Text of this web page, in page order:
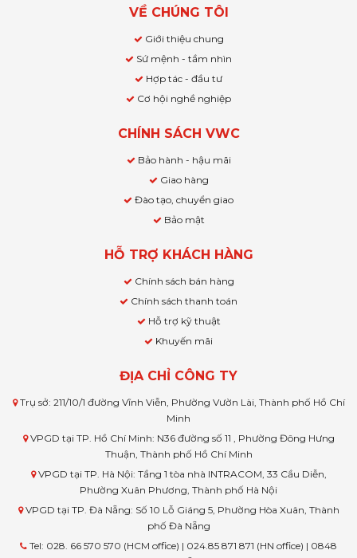
VỀ CHÚNG TÔI
Giới thiệu chung
Sứ mệnh - tầm nhìn
Hợp tác - đầu tư
Cơ hội nghề nghiệp
CHÍNH SÁCH VWC
Bảo hành - hậu mãi
Giao hàng
Đào tạo, chuyển giao
Bảo mật
HỖ TRỢ KHÁCH HÀNG
Chính sách bán hàng
Chính sách thanh toán
Hỗ trợ kỹ thuật
Khuyến mãi
ĐỊA CHỈ CÔNG TY
Trụ sở: 211/10/1 đường Vĩnh Viễn, Phường Vườn Lài, Thành phố Hồ Chí
Minh
VPGD tại TP. Hồ Chí Minh: N36 đường số 11 , Phường Đông Hưng
Thuận, Thành phố Hồ Chí Minh
VPGD tại TP. Hà Nội: Tầng 1 tòa nhà INTRACOM, 33 Cầu Diễn,
Phường Xuân Phương, Thành phố Hà Nội
VPGD tại TP. Đà Nẵng: Số 10 Lỗ Giáng 5, Phường Hòa Xuân, Thành
phố Đà Nẵng
Tel: 028. 66 570 570 (HCM office) | 024.85 871 871 (HN office) | 0848